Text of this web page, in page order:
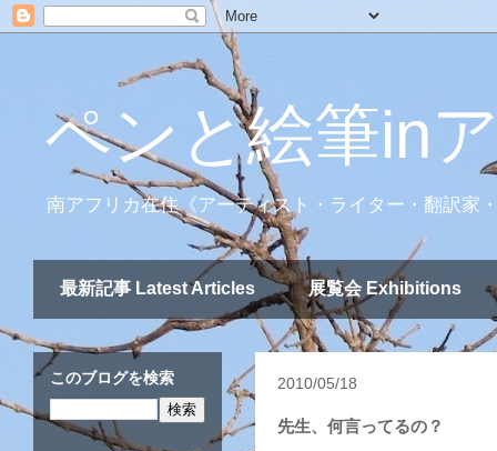
ペンと絵筆in
南アフリカ在住《アーティスト・ライター・翻訳家
最新記事 Latest Articles 展覧会 Exhibitions
2010/05/18
先生、何言ってるの？
このブログを検索